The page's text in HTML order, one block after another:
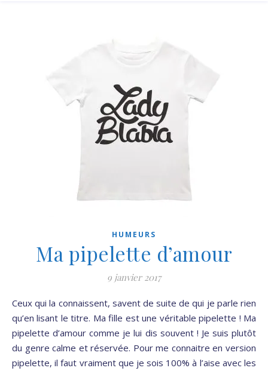
HUMEURS
Ma pipelette d’amour
9 janvier 2017
Ceux qui la connaissent, savent de suite de qui je parle rien
qu’en lisant le titre. Ma fille est une véritable pipelette ! Ma
pipelette d’amour comme je lui dis souvent ! Je suis plutôt
du genre calme et réservée. Pour me connaitre en version
pipelette, il faut vraiment que je sois 100% à l’aise avec les